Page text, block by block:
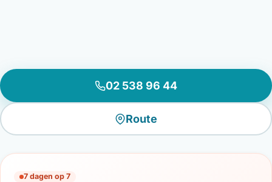
02 538 96 44
Route
7 dagen op 7